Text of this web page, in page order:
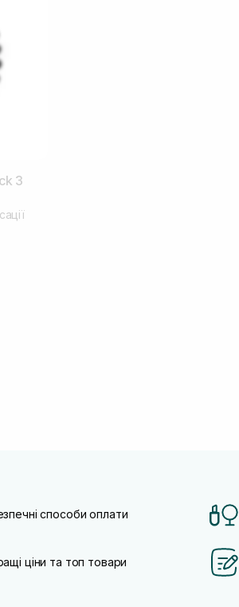
3
способи оплати
ціни та топ товари